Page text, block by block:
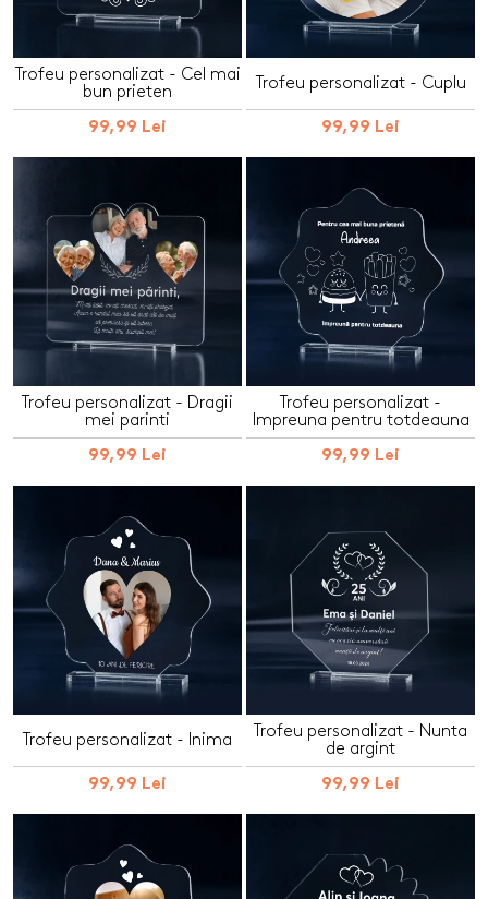
Trofeu personalizat - Cel mai
bun prieten
99,99 Lei
Trofeu personalizat - Cuplu
99,99 Lei
Trofeu personalizat - Dragii
mei parinti
99,99 Lei
Trofeu personalizat -
Impreuna pentru totdeauna
99,99 Lei
Trofeu personalizat - Inima
99,99 Lei
Trofeu personalizat - Nunta
de argint
99,99 Lei